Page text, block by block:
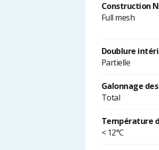
Construction
Full mesh
Doublure
Partielle
Galonnage
Total
Température
< 12°C